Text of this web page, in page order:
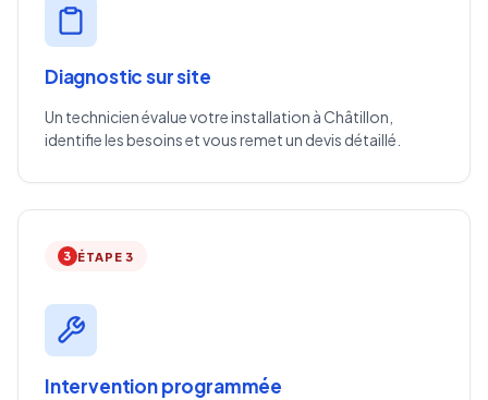
Diagnostic sur site
Un technicien évalue votre installation à Châtillon,
identifie les besoins et vous remet un devis détaillé.
3 ÉTAPE 3
Intervention programmée